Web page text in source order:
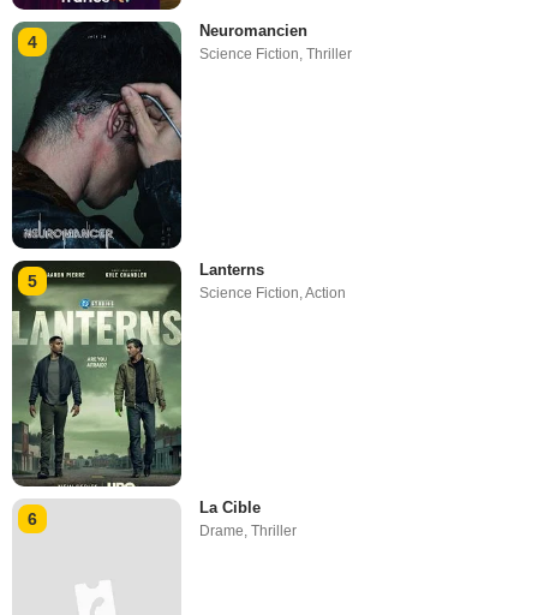
4
Neuromancien
Science Fiction,Thriller
5
Lanterns
Science Fiction ,Action
6
La Cible
Drame,Thriller